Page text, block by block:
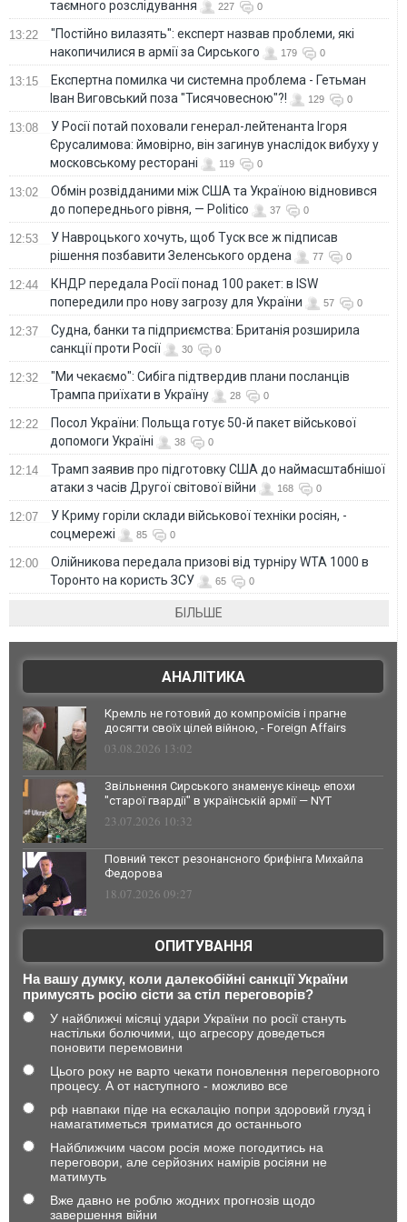
таємного розслідування 227 0
13:22
"Постійно вилазять": експерт назвав проблеми, які
накопичилися в армії за Сирського
179 0
13:15
Eкспертна помилка чи системна проблема - Гетьман
Іван Виговський поза "Тисячовесною"?!
129 0
13:08
У Росії потай поховали генерал-лейтенанта Ігоря
Єрусалимова: ймовірно, він загинув унаслідок вибуху у
московському ресторані
119 0
13:02
Обмін розвідданими між США та Україною відновився
до попереднього рівня, — Politico
37 0
12:53
У Навроцького хочуть, щоб Туск все ж підписав
рішення позбавити Зеленського ордена
77 0
12:44
КНДР передала Росії понад 100 ракет: в ISW
попередили про нову загрозу для України
57 0
12:37
Судна, банки та підприємства: Британія розширила
санкції проти Росії
30 0
12:32
"Ми чекаємо": Сибіга підтвердив плани посланців
Трампа приїхати в Україну
28 0
12:22
Посол України: Польща готує 50-й пакет військової
допомоги Україні
38 0
12:14
Трамп заявив про підготовку США до наймасштабнішої
атаки з часів Другої світової війни
168 0
12:07
У Криму горіли склади військової техніки росіян, -
соцмережі
85 0
12:00
Олійникова передала призові від турніру WTA 1000 в
Торонто на користь ЗСУ
65 0
БІЛЬШЕ
АНАЛІТИКА
Кремль не готовий до компромісів і прагне
досягти своїх цілей війною, - Foreign Affairs
03.08.2026 13:02
Звільнення Сирського знаменує кінець епохи
"старої гвардії" в українській армії — NYT
23.07.2026 10:32
Повний текст резонансного брифінга Михайла
Федорова
18.07.2026 09:27
ОПИТУВАННЯ
На вашу думку, коли далекобійні санкції України
примусять росію сісти за стіл переговорів?
У найближчі місяці удари України по росії стануть
настільки болючими, що агресору доведеться
поновити перемовини
Цього року не варто чекати поновлення переговорного
процесу. А от наступного - можливо все
рф навпаки піде на ескалацію попри здоровий глузд і
намагатиметься триматися до останнього
Найближчим часом росія може погодитись на
переговори, але серйозних намірів росіяни не
матимуть
Вже давно не роблю жодних прогнозів щодо
завершення війни